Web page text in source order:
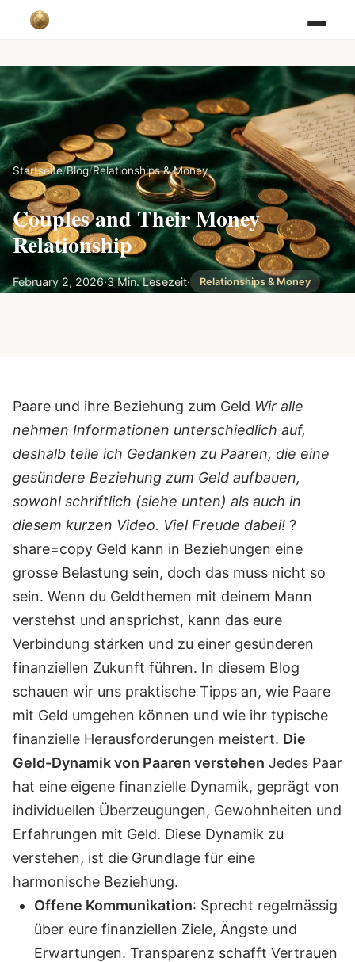
Startseite/Blog/Relationships & Money
Couples and Their Money
Relationship
February 2, 2026·3 Min. Lesezeit· Relationships & Money
Paare und ihre Beziehung zum Geld Wir alle
nehmen Informationen unterschiedlich auf,
deshalb teile ich Gedanken zu Paaren, die eine
gesündere Beziehung zum Geld aufbauen,
sowohl schriftlich (siehe unten) als auch in
diesem kurzen Video. Viel Freude dabei! ?
share=copy Geld kann in Beziehungen eine
grosse Belastung sein, doch das muss nicht so
sein. Wenn du Geldthemen mit deinem Mann
verstehst und ansprichst, kann das eure
Verbindung stärken und zu einer gesünderen
finanziellen Zukunft führen. In diesem Blog
schauen wir uns praktische Tipps an, wie Paare
mit Geld umgehen können und wie ihr typische
finanzielle Herausforderungen meistert. Die
Geld-Dynamik von Paaren verstehen Jedes Paar
hat eine eigene finanzielle Dynamik, geprägt von
individuellen Überzeugungen, Gewohnheiten und
Erfahrungen mit Geld. Diese Dynamik zu
verstehen, ist die Grundlage für eine
harmonische Beziehung.
Offene Kommunikation: Sprecht regelmässig
über eure finanziellen Ziele, Ängste und
Erwartungen. Transparenz schafft Vertrauen